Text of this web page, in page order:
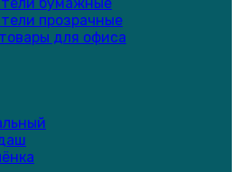
прозрачные
для офиса